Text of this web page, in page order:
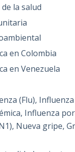
la salud
en Colombia
en Venezuela
(Flu),
Influenza
Nueva gripe,